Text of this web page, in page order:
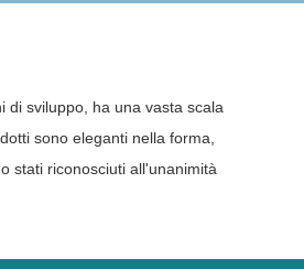
sviluppo, ha una vasta scala
sono eleganti nella forma,
stati riconosciuti all'unanimità